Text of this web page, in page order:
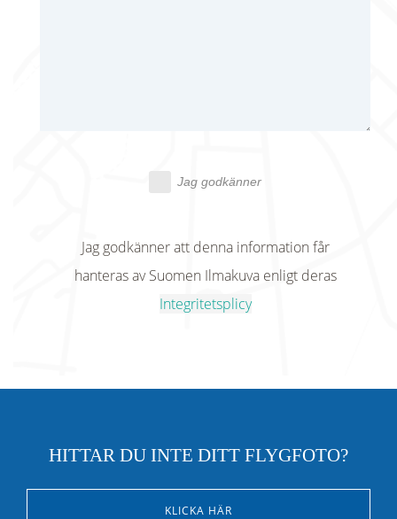
Jag godkänner
Jag godkänner att denna information får
hanteras av Suomen Ilmakuva enligt deras
Integritetsplicy
HITTAR DU INTE DITT FLYGFOTO?
KLICKA HÄR